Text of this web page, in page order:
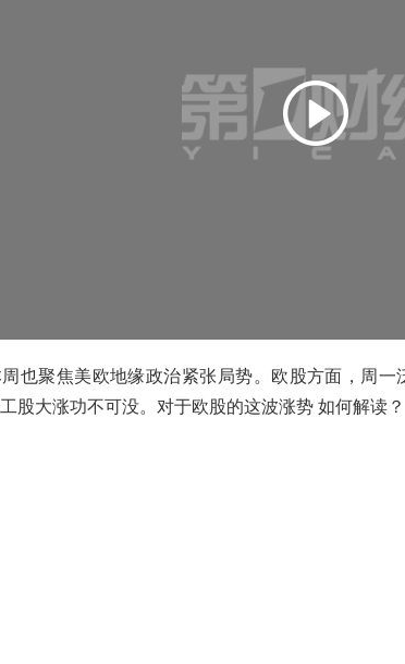
也聚焦美欧地缘政治紧张局势。欧股方面，周
股大涨功不可没。对于欧股的这波涨势 如何解读？